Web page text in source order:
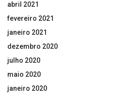
abril 2021
fevereiro 2021
janeiro 2021
dezembro 2020
julho 2020
maio 2020
janeiro 2020